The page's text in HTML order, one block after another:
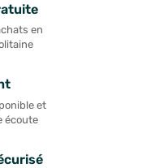
en
et
écoute